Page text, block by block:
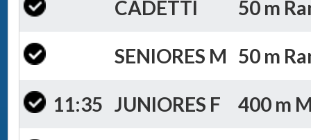
CADETTI 50 m
SENIORES M 50 m
11:35 JUNIORES F 400 m